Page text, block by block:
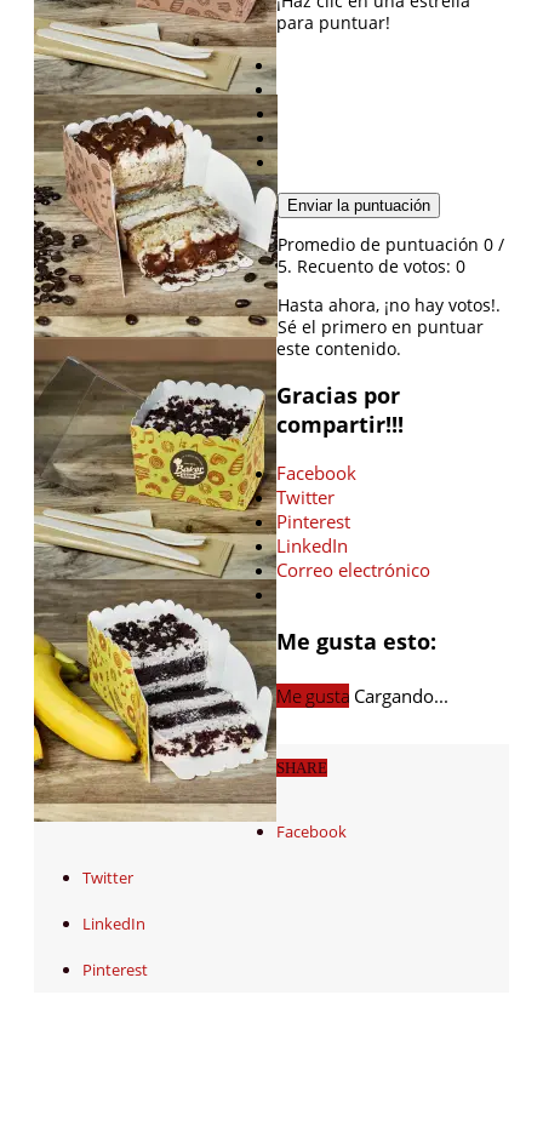
para puntuar!
Enviar la puntuación
Promedio de puntuación 0 /
5. Recuento de votos: 0
Hasta ahora, ¡no hay votos!.
Sé el primero en puntuar
este contenido.
Gracias por
compartir!!!
Facebook
Twitter
Pinterest
LinkedIn
Correo electrónico
Me gusta esto:
Me gusta Cargando...
SHARE
Facebook
Twitter
LinkedIn
Pinterest